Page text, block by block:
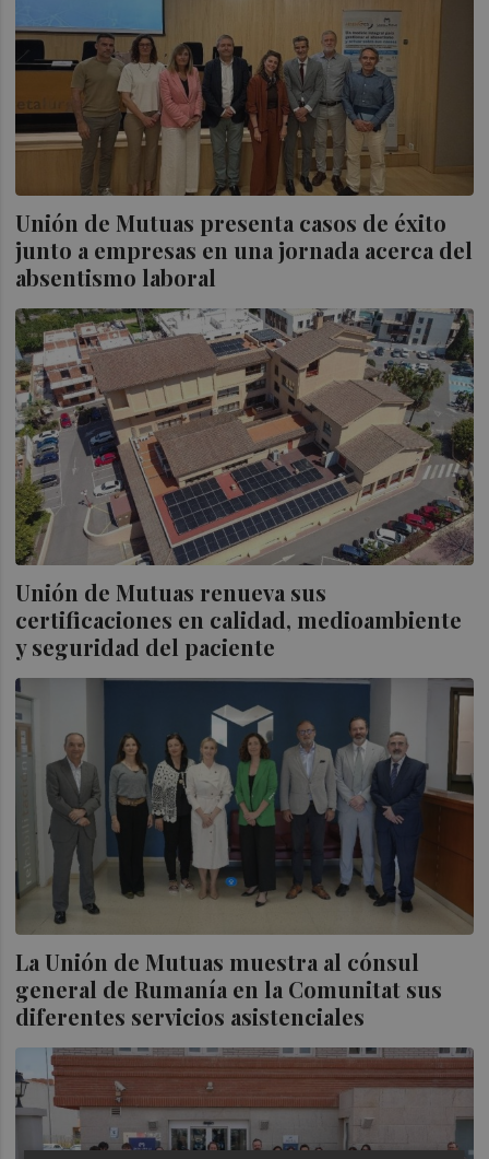
Unión de Mutuas presenta casos de éxito
junto a empresas en una jornada acerca del
absentismo laboral
Unión de Mutuas renueva sus
certificaciones en calidad, medioambiente
y seguridad del paciente
La Unión de Mutuas muestra al cónsul
general de Rumanía en la Comunitat sus
diferentes servicios asistenciales